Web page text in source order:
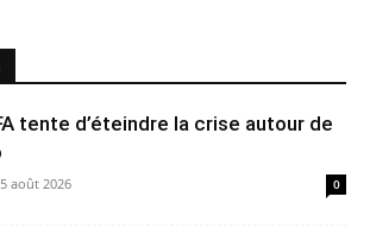
tente d’éteindre la crise autour de
5 août 2026 0